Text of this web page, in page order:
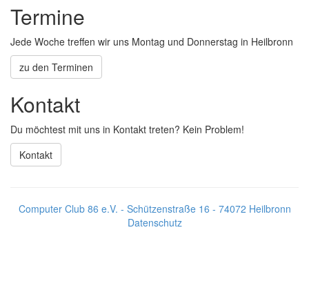
Termine
Jede Woche treffen wir uns Montag und Donnerstag in Heilbronn
zu den Terminen
Kontakt
Du möchtest mit uns in Kontakt treten? Kein Problem!
Kontakt
Computer Club 86 e.V. - Schützenstraße 16 - 74072 Heilbronn
Datenschutz